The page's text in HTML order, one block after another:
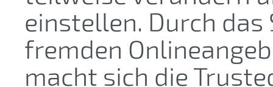
einstellen. Durch das
fremden
macht sich die